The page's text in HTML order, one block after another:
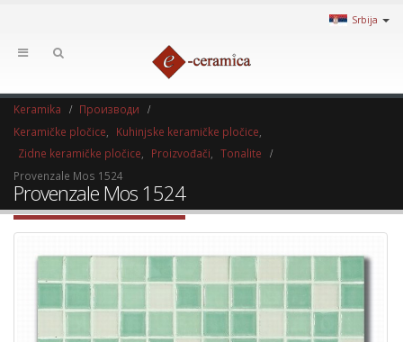
Srbija
Keramika
Производи
Keramičke pločice
Kuhinjske keramičke pločice
Zidne keramičke pločice
Proizvođači
Tonalite
Provenzale Mos 1524
Provenzale Mos 1524